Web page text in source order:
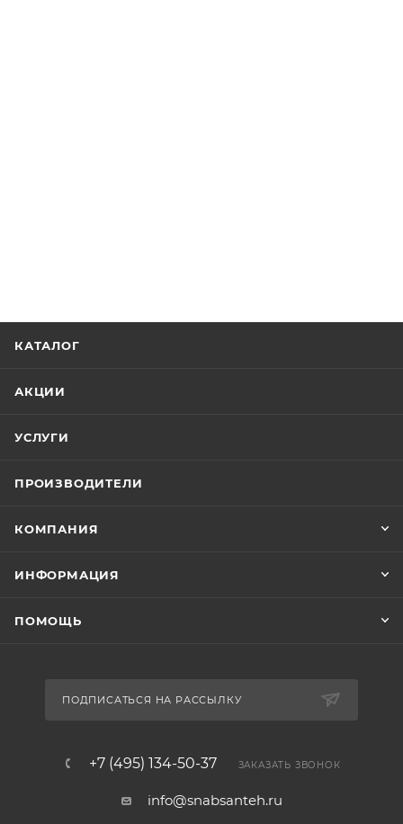
КАТАЛОГ
АКЦИИ
УСЛУГИ
ПРОИЗВОДИТЕЛИ
КОМПАНИЯ
ИНФОРМАЦИЯ
ПОМОЩЬ
ПОДПИСАТЬСЯ НА РАССЫЛКУ
+7 (495) 134-50-37 ЗАКАЗАТЬ ЗВОНОК
info@snabsanteh.ru